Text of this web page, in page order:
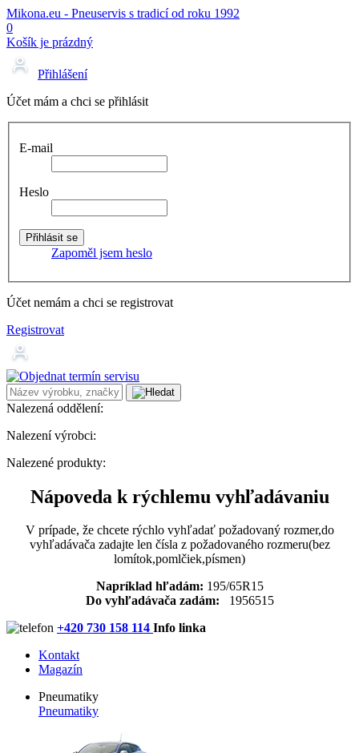
Mikona.eu - Pneuservis s tradicí od roku 1992
0
Košík je prázdný
Přihlášení
Účet mám a chci se přihlásit
E-mail
Heslo
Zapoměl jsem heslo
Účet nemám a chci se registrovat
Registrovat
Nalezená oddělení:
Nalezení výrobci:
Nalezené produkty:
Nápoveda k rýchlemu vyhľadávaniu
V prípade, že chcete rýchlo vyhľadať požadovaný rozmer,do
vyhľadávača zadajte len čísla z požadovaného rozmeru(bez
lomítok,pomlčiek,písmen)
Napríklad hľadám: 195/65R15
Do vyhľadávača zadám: 1956515
+420 730 158 114 Info linka
Kontakt
Magazín
Pneumatiky
Pneumatiky